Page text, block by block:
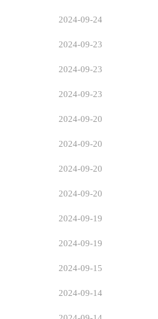
2024-09-24
2024-09-23
2024-09-23
2024-09-23
2024-09-20
2024-09-20
2024-09-20
2024-09-20
2024-09-19
2024-09-19
2024-09-15
2024-09-14